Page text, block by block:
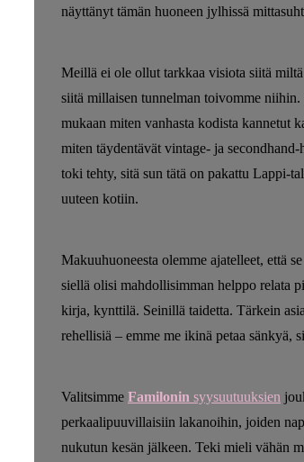
näyttänyt tämän huoneen jylhissä
Meillä ei ole ollut tarkkaa visiota siitä
siitä millaisen tunnelman toivomme
mukaan miten vanhasta kodista kannetut
miten täydentävät vintage- ja
toki tehty, sitä sun tätä on pakattu Lappi-
uuteen kotiin.
Makuuhuoneesta olemme ajatelleet, että
siellä olisi mahdollisimman helppo relata
kirja, kynttilä. Seinillä taidetta. Tärkein
rehellisiä – emme me ikinä petaa sänkyä,
Valitsimme Familonin syysuutuuksien
perkaalipuuvillaisiin lakanoihin, joiden
nukutun kesän jälkeen. Teki mieli vähän